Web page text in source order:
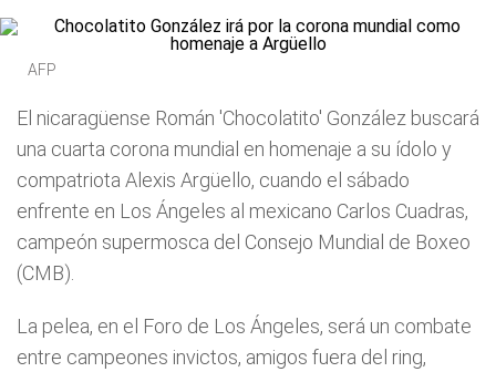
AFP
El nicaragüense Román 'Chocolatito' González buscará
una cuarta corona mundial en homenaje a su ídolo y
compatriota Alexis Argüello, cuando el sábado
enfrente en Los Ángeles al mexicano Carlos Cuadras,
campeón supermosca del Consejo Mundial de Boxeo
(CMB).
La pelea, en el Foro de Los Ángeles, será un combate
entre campeones invictos, amigos fuera del ring,